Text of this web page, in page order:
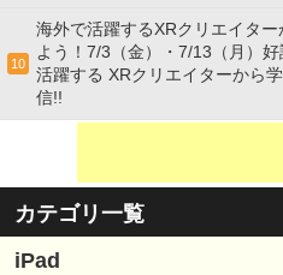
10
海外で活躍するXRクリエイタ
よう！7/3（金）・7/13（月）
活躍する XRクリエイターから
信!!
カテゴリ一覧
iPad